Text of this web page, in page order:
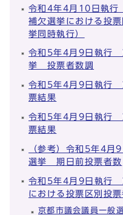
令和4年4月10日執行
補欠選挙における投
挙同時執行）
令和5年4月9日執行
挙 投票者数調
令和5年4月9日執行
票結果
令和5年4月9日執行
票結果
（参考）令和5年4
選挙 期日前投票者数
令和5年4月9日執行
における投票区別投
京都市議会議員一般